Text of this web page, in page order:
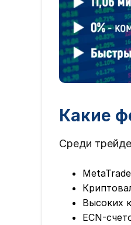
Какие
Среди
Высоких
ECN-